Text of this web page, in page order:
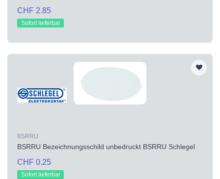
CHF 2.85
Sofort lieferbar
BSRRU
BSRRU Bezeichnungsschild unbedruckt BSRRU Schlegel
CHF 0.25
Sofort lieferbar